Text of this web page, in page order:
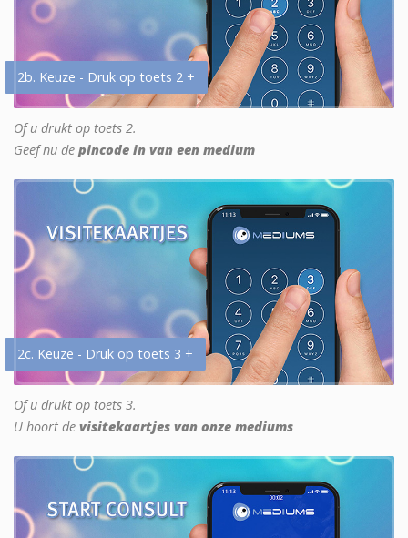
2b. Keuze - Druk op toets 2 +
Of u drukt op toets 2.
Geef nu de pincode in van een medium
2c. Keuze - Druk op toets 3 +
Of u drukt op toets 3.
U hoort de visitekaartjes van onze mediums